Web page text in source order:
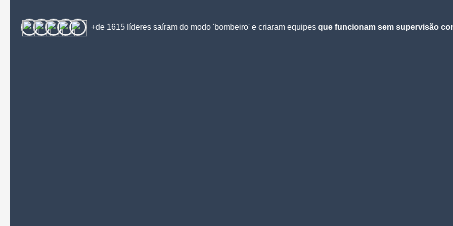
+de 1615 líderes saíram do modo 'bombeiro' e criaram equipes que funcionam sem supervisão